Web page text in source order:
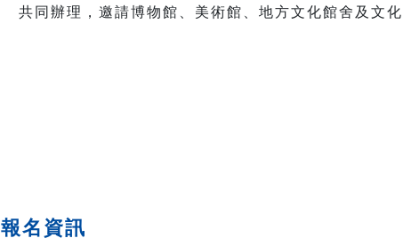
共同辦理，邀請博物館、美術館、地方文化館舍及文
報名資訊